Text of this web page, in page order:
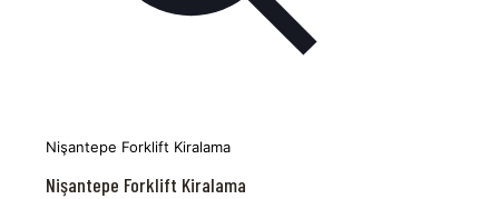
Nişantepe Forklift Kiralama
Nişantepe Forklift Kiralama